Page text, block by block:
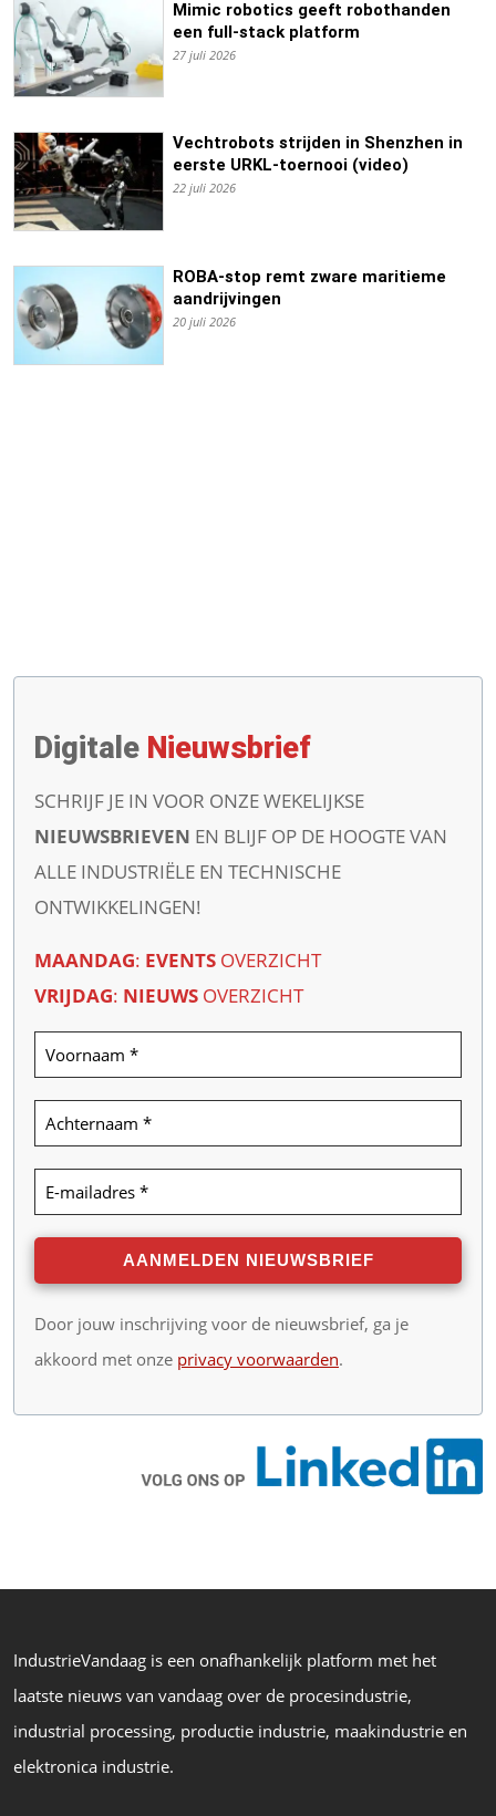
Mimic robotics geeft robothanden
een full-stack platform
27 juli 2026
Vechtrobots strijden in Shenzhen in
eerste URKL-toernooi (video)
22 juli 2026
ROBA-stop remt zware maritieme
aandrijvingen
20 juli 2026
Digitale Nieuwsbrief
SCHRIJF JE IN VOOR ONZE WEKELIJKSE
NIEUWSBRIEVEN EN BLIJF OP DE HOOGTE VAN
ALLE INDUSTRIËLE EN TECHNISCHE
ONTWIKKELINGEN!
MAANDAG: EVENTS OVERZICHT
VRIJDAG: NIEUWS OVERZICHT
Door jouw inschrijving voor de nieuwsbrief, ga je
akkoord met onze privacy voorwaarden.
IndustrieVandaag is een onafhankelijk platform met het
laatste nieuws van vandaag over de procesindustrie,
industrial processing, productie industrie, maakindustrie en
elektronica industrie.